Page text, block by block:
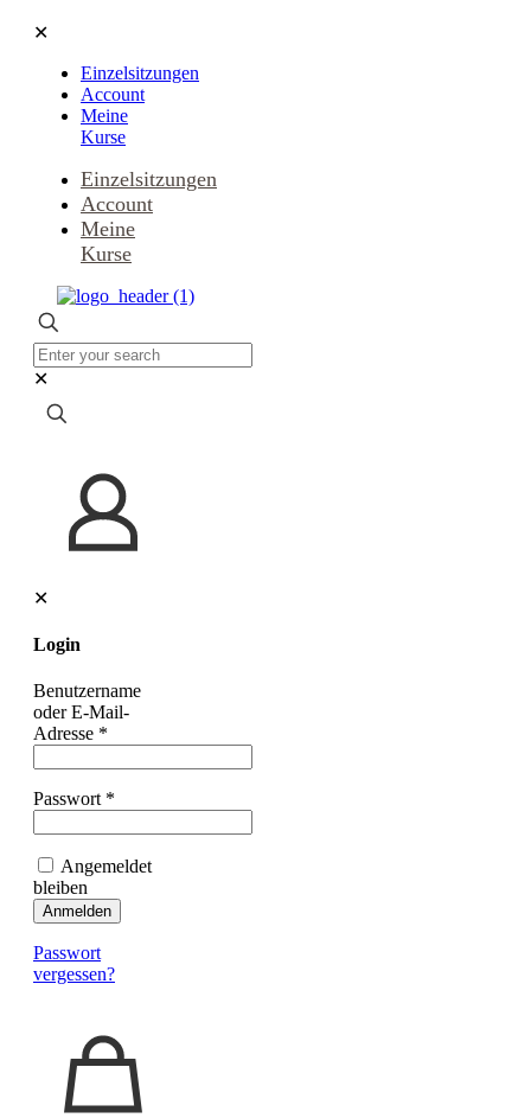
✕
Einzelsitzungen
Account
Meine
Kurse
Einzelsitzungen
Account
Meine
Kurse
✕
✕
Login
Benutzername
oder E-Mail-
Adresse *
Passwort *
Angemeldet
bleiben
Anmelden
Passwort
vergessen?